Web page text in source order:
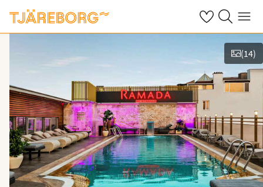
OmatHaku Valikko
Näytä kuvia
(14)